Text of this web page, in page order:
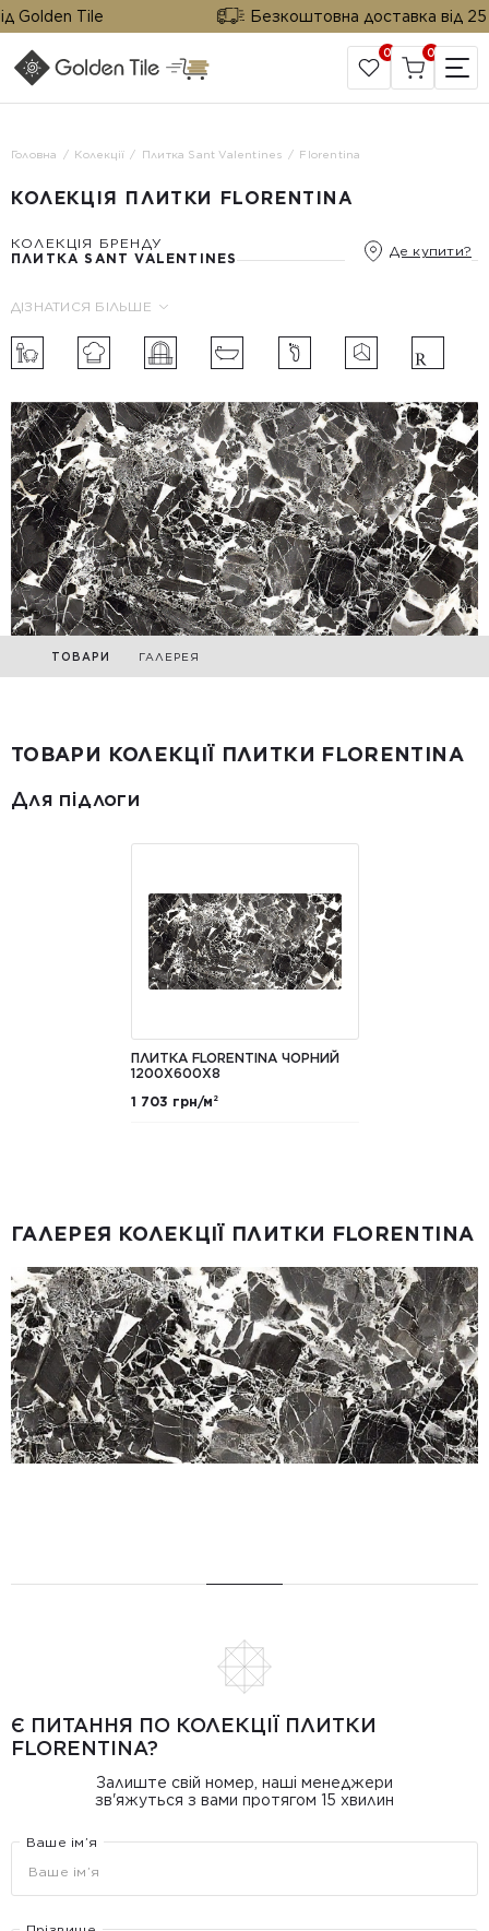
Golden Tile Безкоштовна доставка від 25
САЙТ КОМПАНІЇ
0 0
Головна Колекції Плитка Sant Valentines Florentina
КОЛЕКЦІЯ ПЛИТКИ FLORENTINA
КОЛЕКЦІЯ БРЕНДУ
ПЛИТКА SANT VALENTINES
Де купити?
ДІЗНАТИСЯ БІЛЬШЕ
ТОВАРИ ГАЛЕРЕЯ
ТОВАРИ КОЛЕКЦІЇ ПЛИТКИ FLORENTINA
Для підлоги
ПЛИТКА FLORENTINA ЧОРНИЙ
1200X600X8
1 703 грн/м²
ГАЛЕРЕЯ КОЛЕКЦІЇ ПЛИТКИ FLORENTINA
Є ПИТАННЯ ПО КОЛЕКЦІЇ ПЛИТКИ
FLORENTINA?
Залиште свій номер, наші менеджери
зв'яжуться з вами протягом 15 хвилин
Ваше ім’я